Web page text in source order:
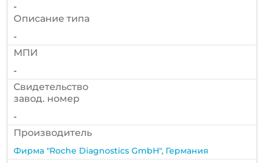
-
Описание типа
-
МПИ
-
Cвидетельство
завод. номер
-
Производитель
Фирма "Roche Diagnostics GmbH", Германия